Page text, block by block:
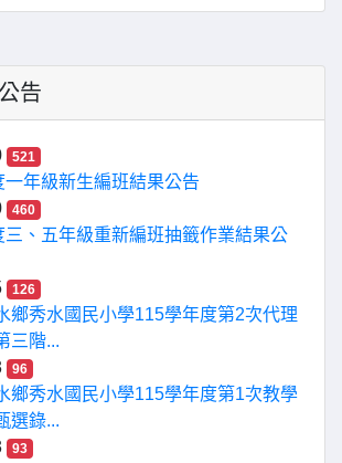
告
521
一年級新生編班結果公告
460
三、五年級重新編班抽籤作業結果公
126
鄉秀水國民小學115學年度第2次代理
三階...
96
鄉秀水國民小學115學年度第1次教學
選錄...
93